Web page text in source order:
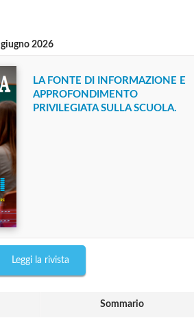
giugno 2026
LA FONTE DI INFORMAZIONE E
APPROFONDIMENTO
PRIVILEGIATA SULLA SCUOLA.
Leggi la rivista
Sommario